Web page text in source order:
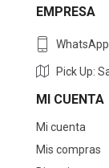
EMPRESA
Pick Up:
MI CUENTA
Mi cuenta
Mis compras